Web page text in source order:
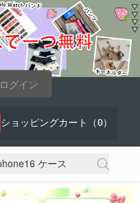
ログイン
ショッピングカート（ 0）